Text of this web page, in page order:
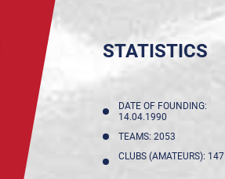
STATISTICS
DATE OF FOUNDING:
14.04.1990
TEAMS: 2053
CLUBS (AMATEURS): 147